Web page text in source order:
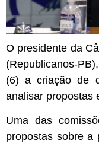
O presidente da
(Republicanos-
(6) a criação de
analisar propostas
Uma das
propostas sobre a